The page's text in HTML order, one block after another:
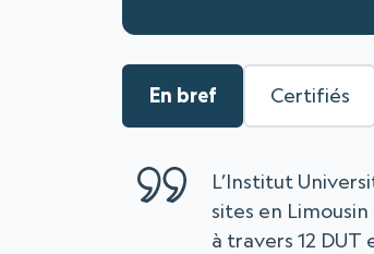
En bref Certifiés
L’Institut
sites en
à travers 12